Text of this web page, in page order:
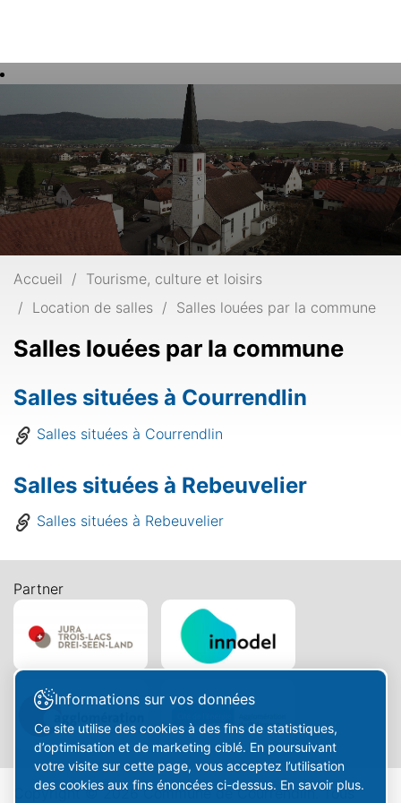
clés
Accueil
Tourisme, culture et loisirs
Location de salles
Salles louées par la commune
Salles louées par la commune
Salles situées à Courrendlin
Salles situées à Courrendlin
Salles situées à Rebeuvelier
Salles situées à Rebeuvelier
Partner
Copyright © 2026 Commune de Courrendlin. Tous
Informations sur vos données
Ce site utilise des cookies à des fins de statistiques,
d’optimisation et de marketing ciblé. En poursuivant
votre visite sur cette page, vous acceptez l’utilisation
des cookies aux fins énoncées ci-dessus. En savoir plus.